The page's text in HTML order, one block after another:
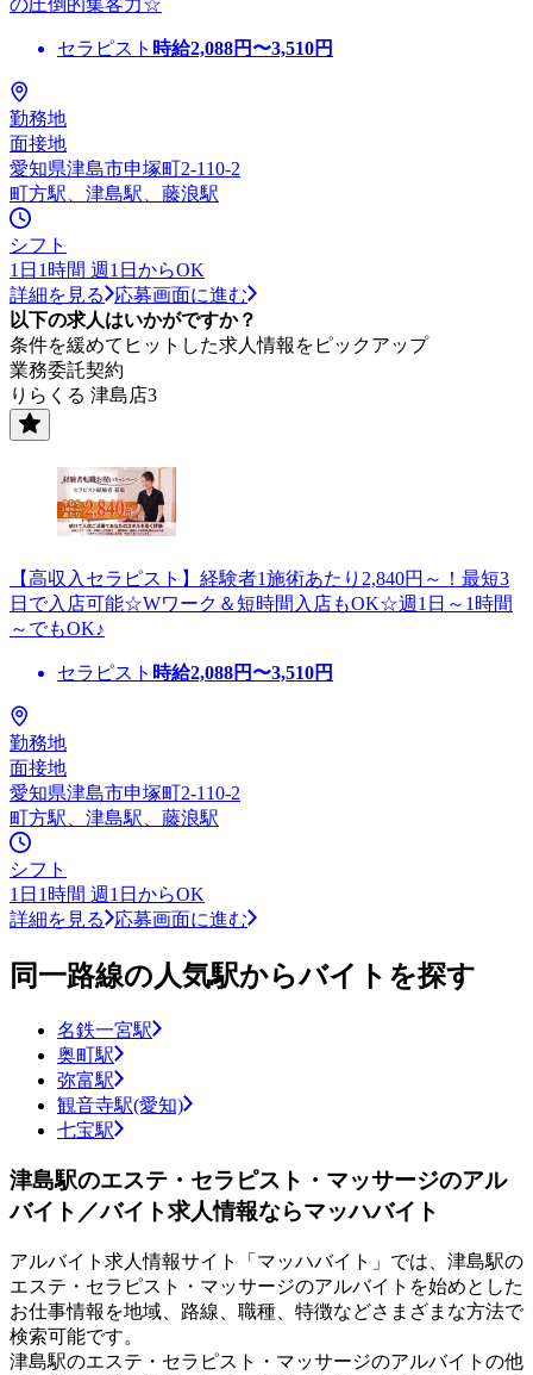
セラピスト 時給2,088円〜3,510円
勤務地
面接地
愛知県津島市申塚町2-110-2
町方駅、津島駅、藤浪駅
シフト
1日1時間 週1日からOK
詳細を見る
応募画面に進む
以下の求人はいかがですか？
条件を緩めてヒットした求人情報をピックアップ
業務委託契約
りらくる 津島店3
【高収入セラピスト】経験者1施術あたり2,840円～！最短3
日で入店可能☆Wワーク＆短時間入店もOK☆週1日～1時間
～でもOK♪
セラピスト 時給2,088円〜3,510円
勤務地
面接地
愛知県津島市申塚町2-110-2
町方駅、津島駅、藤浪駅
シフト
1日1時間 週1日からOK
詳細を見る
応募画面に進む
同一路線の人気駅からバイトを探す
名鉄一宮駅
奥町駅
弥富駅
観音寺駅(愛知)
七宝駅
津島駅のエステ・セラピスト・マッサージのアル
バイト／バイト求人情報ならマッハバイト
アルバイト求人情報サイト「マッハバイト」では、津島駅の
エステ・セラピスト・マッサージのアルバイトを始めとした
お仕事情報を地域、路線、職種、特徴などさまざまな方法で
検索可能です。
津島駅のエステ・セラピスト・マッサージのアルバイトの他